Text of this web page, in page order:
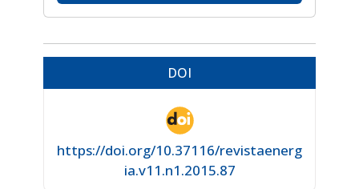
DOI
https://doi.org/10.37116/revistaenerg
ia.v11.n1.2015.87